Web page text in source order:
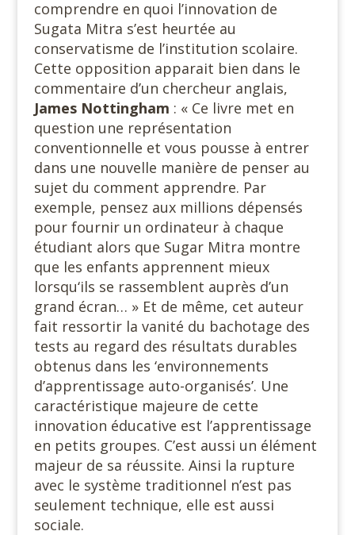
comprendre en quoi l’innovation de
Sugata Mitra s’est heurtée au
conservatisme de l’institution scolaire.
Cette opposition apparait bien dans le
commentaire d’un chercheur anglais,
James Nottingham : « Ce livre met en
question une représentation
conventionnelle et vous pousse à entrer
dans une nouvelle manière de penser au
sujet du comment apprendre. Par
exemple, pensez aux millions dépensés
pour fournir un ordinateur à chaque
étudiant alors que Sugar Mitra montre
que les enfants apprennent mieux
lorsqu‘ils se rassemblent auprès d’un
grand écran… » Et de même, cet auteur
fait ressortir la vanité du bachotage des
tests au regard des résultats durables
obtenus dans les ‘environnements
d’apprentissage auto-organisés’. Une
caractéristique majeure de cette
innovation éducative est l’apprentissage
en petits groupes. C’est aussi un élément
majeur de sa réussite. Ainsi la rupture
avec le système traditionnel n’est pas
seulement technique, elle est aussi
sociale.